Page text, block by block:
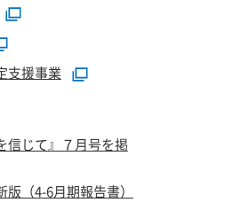
支援事業
信じて』７月号を掲
（4-6月期報告書）